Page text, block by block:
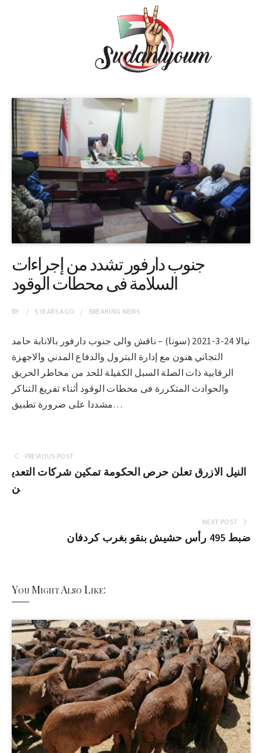
جنوب دارفور تشدد من إجراءات
السلامة فى محطات الوقود
BY 5 YEARSAGO BREAKING NEWS
نيالا 24-3-2021 (سونا) – ناقش والى جنوب دارفور بالانابة حامد
التجاني هنون مع إدارة البترول والدفاع المدني والاجهزة
الرقابية ذات الصلة السبل الكفيلة للحد من مخاطر الحريق
والحوادث المتكررة فى محطات الوقود أثناء تفريغ التناكر
مشددا على ضرورة تطبيق…
PREVIOUS POST
النيل الازرق تعلن حرص الحكومة تمكين شركات التعدي
ن
NEXT POST
ضبط 495 رأس حشيش بنقو بغرب كردفان
You Might Also Like: